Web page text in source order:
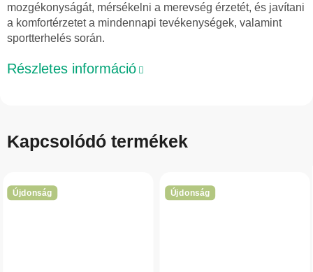
mozgékonyságát, mérsékelni a merevség érzetét, és javítani
a komfortérzetet a mindennapi tevékenységek, valamint
sportterhelés során.
Részletes információ
Kapcsolódó termékek
Újdonság Újdonság